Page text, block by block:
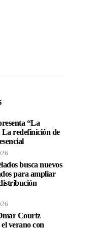
“La
La redefinición de
busca nuevos
para ampliar
Courtz
verano con